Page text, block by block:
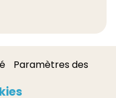
Paramètres des